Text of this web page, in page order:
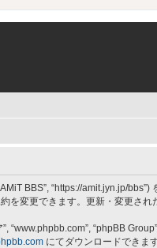
“AMiT BBS”, “https://amit.jyn.jp/
を変更できます。更新・変更さ
“www.phpbb.com”, “phpBB
にてダウンロードできま